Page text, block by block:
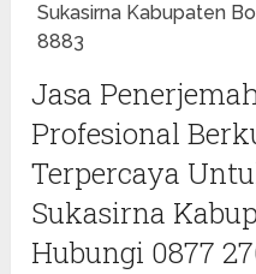
Sukasirna Kabupaten
8883
Jasa
Profesional
Terpercaya
Sukasirna
Hubungi 0877